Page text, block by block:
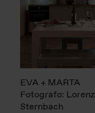
EVA + MARTA
Fotografo: Lorenz
Sternbach